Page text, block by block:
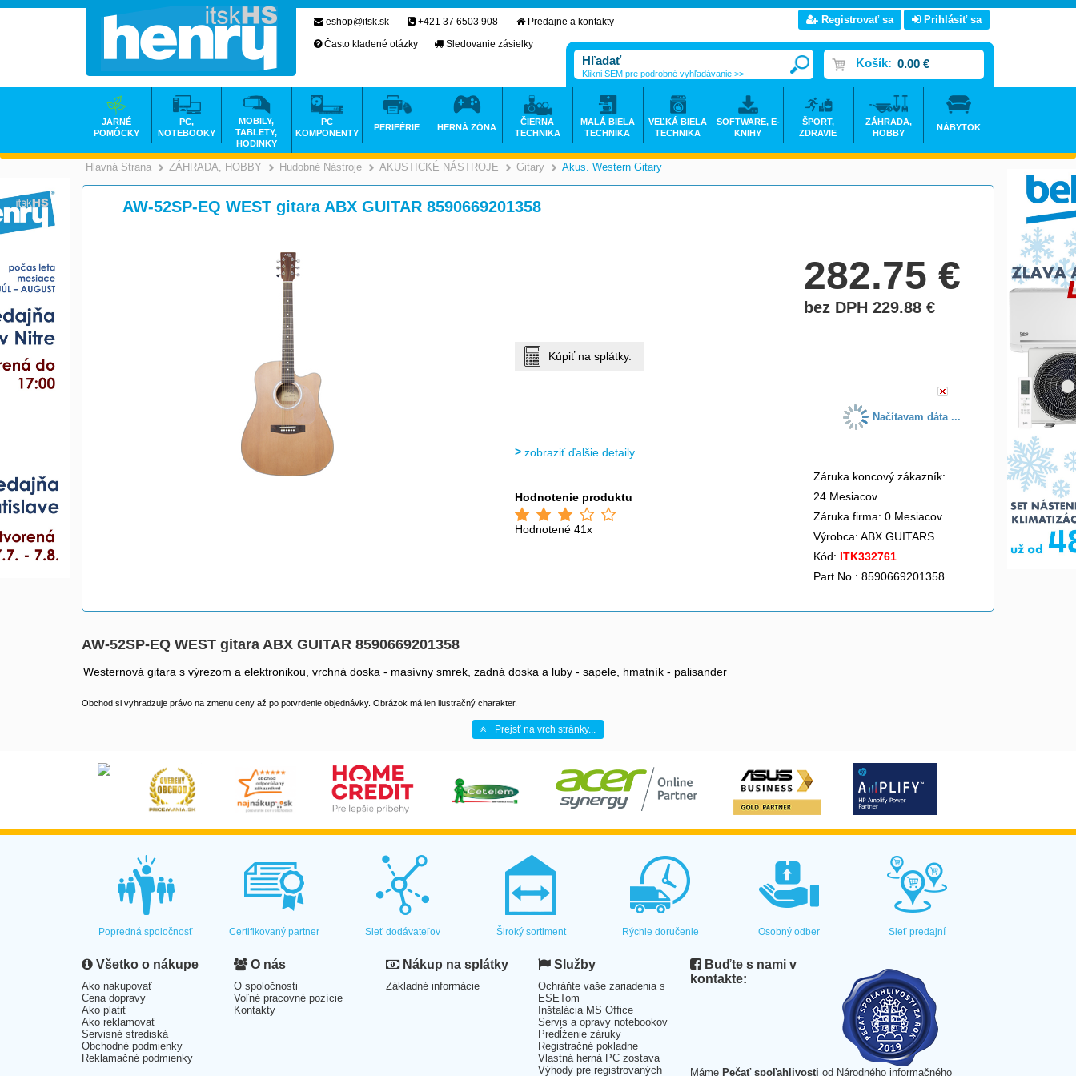
Hlavná Strana >
ZÁHRADA, HOBBY >
Hudobné Nástroje >
AKUSTICKÉ NÁSTROJE >
Gitary Akus. Western Gitary
AW-52SP-EQ WEST gitara ABX GUITAR 8590669201358
282.75€
bez DPH 229.88€
Kúpiť na splátky.
Načítavam dáta ...
zobraziť ďalšie detaily
Hodnotenie produktu
Hodnotené 41x
Záruka koncový zákazník:
24 Mesiacov
Záruka firma: 0 Mesiacov
Výrobca: ABX GUITARS
Kód: ITK332761
Part No.: 8590669201358
AW-52SP-EQ WEST gitara ABX GUITAR 8590669201358
Westernová gitara s výrezom a elektronikou, vrchná doska - masívny smrek, zadná doska a luby - sapele, hmatník - palisander
Obchod si vyhradzuje právo na zmenu ceny až po potvrdenie objednávky. Obrázok má len ilustračný charakter.
Prejsť na vrch stránky...
eshop@itsk.sk +421 37 6503 908
Predajne a kontakty
Často kladené otázky
Sledovanie zásielky
Registrovať sa Prihlásiť sa
Košík: 0.00 €
Klikni SEM pre podrobné vyhľadávanie >>
JARNÉ
POMÔCKY
PC,
NOTEBOOKY
MOBILY,
TABLETY,
HODINKY
PC
KOMPONENTY
PERIFÉRIE HERNÁ ZÓNA
ČIERNA
TECHNIKA
MALÁ BIELA
TECHNIKA
VEĽKÁ BIELA
TECHNIKA
SOFTWARE, E-
KNIHY
ŠPORT,
ZDRAVIE
ZÁHRADA,
HOBBY
NÁBYTOK
Popredná spoločnosť Certifikovaný partner Sieť dodávateľov Široký sortiment Rýchle doručenie Osobný odber Sieť predajní
Všetko o nákupe
Ako nakupovať
Cena dopravy
Ako platiť
Ako reklamovať
Servisné strediská
Obchodné podmienky
Reklamačné podmienky
O nás
O spoločnosti
Voľné pracovné pozície
Kontakty
Nákup na splátky
Základné informácie
Služby
Ochráňte vaše zariadenia s
ESETom
Inštalácia MS Office
Servis a opravy notebookov
Predĺženie záruky
Registračné pokladne
Vlastná herná PC zostava
Výhody pre registrovaných
Buďte s nami v
kontakte:
Máme Pečať spoľahlivosti od Národného informačného